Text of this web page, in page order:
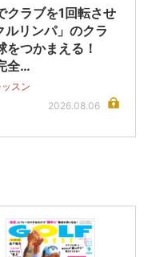
クラブを1回転させ
ルリンパ」のクラ
をつかまえる！
全…
ッスン
2026.08.06